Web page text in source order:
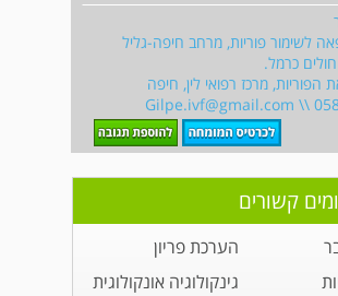
לשימור פוריות, מרחב חיפה-גליל
כרמל.
מרכז רפואי לין, חיפה
Gilpe.ivf@gmail.com \\
קשורים
הערכת פריון
גינקולוגיה אונקולוגית